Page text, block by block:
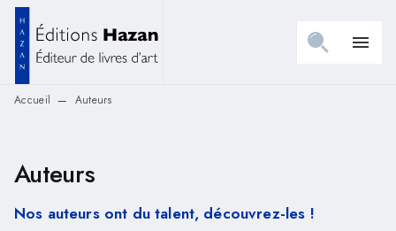
MENU RECHERCHE
PIED DE PAGE
menu
Accueil — Auteurs
Auteurs
Nos auteurs ont du talent, découvrez-les !